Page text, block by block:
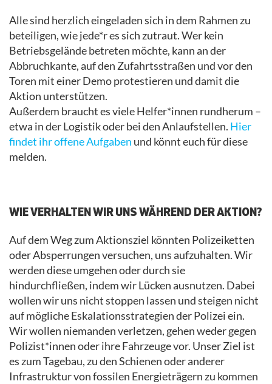
Alle sind herzlich eingeladen sich in dem Rahmen zu
beteiligen, wie jede*r es sich zutraut. Wer kein
Betriebsgelände betreten möchte, kann an der
Abbruchkante, auf den Zufahrtsstraßen und vor den
Toren mit einer Demo protestieren und damit die
Aktion unterstützen.
Außerdem braucht es viele Helfer*innen rundherum –
etwa in der Logistik oder bei den Anlaufstellen. Hier
findet ihr offene Aufgaben und könnt euch für diese
melden.
WIE VERHALTEN WIR UNS WÄHREND DER AKTION?
Auf dem Weg zum Aktionsziel könnten Polizeiketten
oder Absperrungen versuchen, uns aufzuhalten. Wir
werden diese umgehen oder durch sie
hindurchfließen, indem wir Lücken ausnutzen. Dabei
wollen wir uns nicht stoppen lassen und steigen nicht
auf mögliche Eskalationsstrategien der Polizei ein.
Wir wollen niemanden verletzen, gehen weder gegen
Polizist*innen oder ihre Fahrzeuge vor. Unser Ziel ist
es zum Tagebau, zu den Schienen oder anderer
Infrastruktur von fossilen Energieträgern zu kommen